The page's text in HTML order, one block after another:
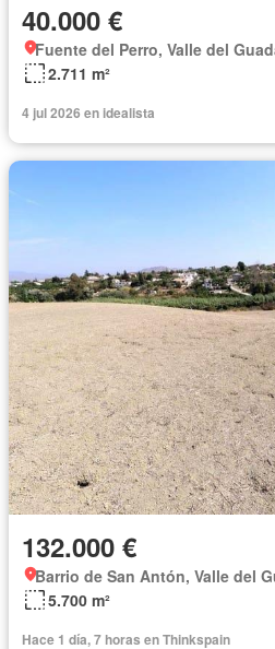
40.000 €
Fuente del Perro, Valle del
2.711 m²
4 jul 2026 en idealista
132.000 €
Barrio de San Antón, Valle del
5.700 m²
Hace 1 día, 7 horas en Thinkspain